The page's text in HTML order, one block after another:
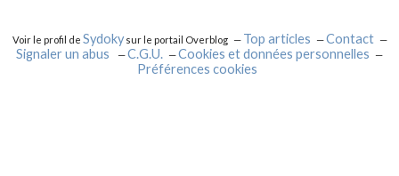
Voir le profil de Sydokysur le portail Overblog Top articles
Contact
Signaler un abus
C.G.U.
Cookies et données personnelles
Préférences cookies